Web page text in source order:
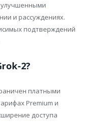
улучшенными
и рассуждениях.
подтверждений
2?
платными
Premium и
доступа